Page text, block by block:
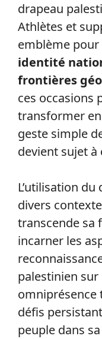
drapeau
Athlètes et
emblème pour
identité
frontières
ces occasions
transformer
geste simple
devient sujet à
L’utilisation
divers
transcende sa
incarner les
palestinien sur
omniprésence
défis
peuple dans